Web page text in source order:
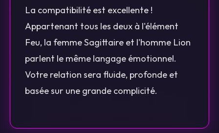
La compatibilité est excellente !
Appartenant tous les deux à l'élément
Feu, la femme Sagittaire et l'homme Lion
parlent le même langage émotionnel.
Votre relation sera fluide, profonde et
basée sur une grande complicité.